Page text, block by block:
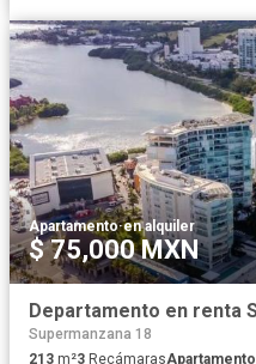
Apartamento·en alquiler
$ 75,000 MXN
Supermanzana 18
213 m²3 RecámarasApartamento